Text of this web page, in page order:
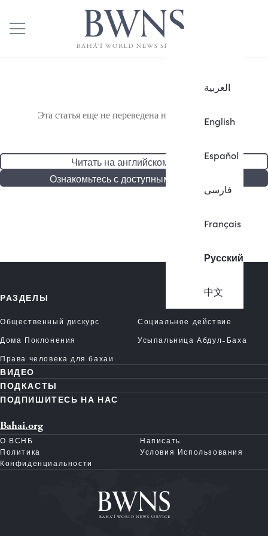
العربية
English
Español
فارسی
Français
Русский
中文
Эта статья еще не переведена на русский язык.
Читать на английском языке
Ознакомьтесь с доступными статьями
РАЗДЕЛЫ
Общественный дискурс
Социальное действие
Дома Поклонения
Усыпальница Абдул-Баха
Права человека для бахаи
ВИДЕО
ПОДКАСТЫ
ПОДПИШИТЕСЬ НА НАС
Bahai.org
О ВСНБ
Написать
Политика
Конфиденциальности
Условия Использования